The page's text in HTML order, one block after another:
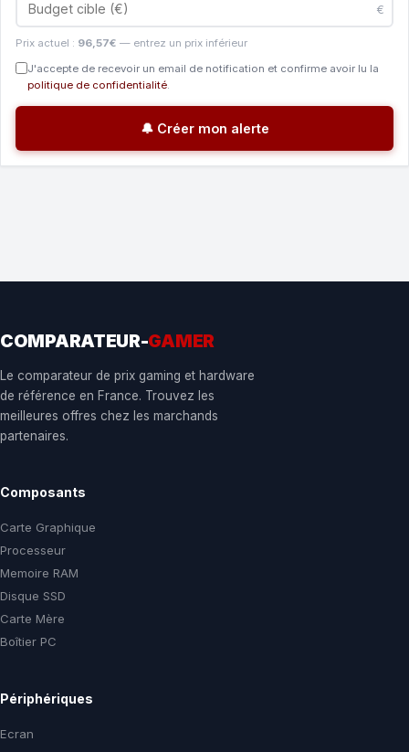
€
Prix actuel : 96,57€ — entrez un prix inférieur
J'accepte de recevoir un email de notification et confirme avoir lu la
politique de confidentialité
🔔 Créer mon alerte
COMPARATEUR-GAMER
Le comparateur de prix gaming et hardware
de référence en France. Trouvez les
meilleures offres chez les marchands
partenaires.
Composants
Carte Graphique
Processeur
Memoire RAM
Disque SSD
Carte Mère
Boîtier PC
Périphériques
Ecran